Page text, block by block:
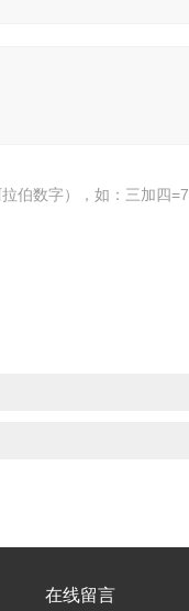
伯数字），如：三加四=7
在线留言